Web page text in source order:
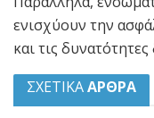
ενισχύουν την
και τις
ΣΧΕΤΙΚΑΑΡΘΡΑ